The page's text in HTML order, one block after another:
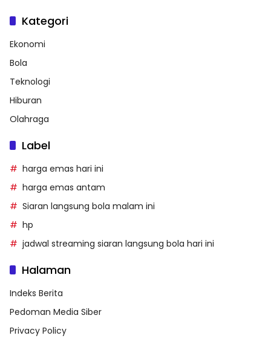
Kategori
Ekonomi
Bola
Teknologi
Hiburan
Olahraga
Label
harga emas hari ini
harga emas antam
Siaran langsung bola malam ini
hp
jadwal streaming siaran langsung bola hari ini
Halaman
Indeks Berita
Pedoman Media Siber
Privacy Policy